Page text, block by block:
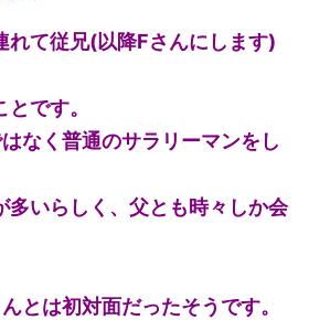
れて従兄(以降Fさんにします)
です。
なく普通のサラリーマンをし
多いらしく、父とも時々しか会
とは初対面だったそうです。